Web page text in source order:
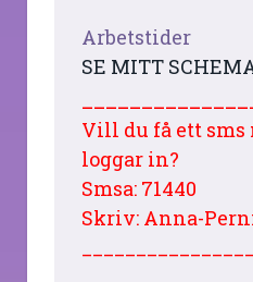
Arbetstider
SE MITT
Vill du få ett sms
loggar in?
Smsa: 71440
Skriv: Anna-